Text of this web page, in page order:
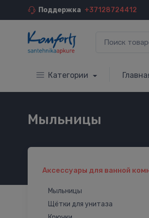
Поддержка +37128724412
Категории
Мыльницы
Аксессуары для ванной
Мыльницы
Щётки для унитаза